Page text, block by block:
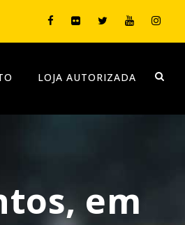
LOJA AUTORIZADA
em